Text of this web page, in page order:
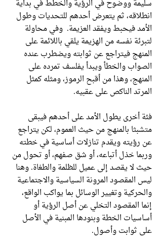
سليمة ووضوح في الرؤية والخطط في بداية
انطلاقه، ثم يتعرض أحدهم للتحديات وطول
الأمد فيحبط ويفقد العزيمة. وفي محاولة
لتبرئة نفسه من الهزيمة يلقي باللائمة على
المنهج فيتراجع عن ثوابته ويضطرب عنده
الصواب والخطأ ويبدأ يفلسف تمرده على
المنهج، وهذا من أقبح الرموز، ومثله كمثل
المرتد الناكص على عقبيه.
فئة أخرى يطول الأمد على أحدهم فيبقى
متشبثا بالمنهج من حيث العموم، لكن يتراجع
عن رؤيته ويقدم تنازلات أساسية في خطته
وربما خذل أتباعه، أو شق صفهم، أو تحول من
حيث لا يقصد إلى عميل للظلمة والطغاة. وهنا
ليس المقصود المرونة السياسية والاجتماعية
والحركية وتغيير الوسائل بما يواكب الواقع،
إنما المقصود التخلي عن أصل الرؤية أو
أساسيات الخطة وبنودها المبنية في الأصل
على ثوابت وأصول.